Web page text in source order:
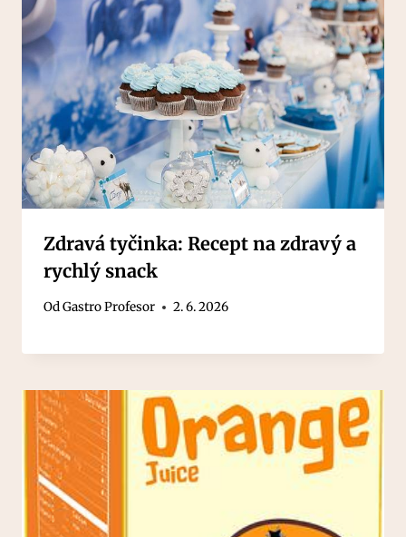
Zdravá tyčinka: Recept na zdravý a
rychlý snack
OdGastro Profesor 2. 6. 2026